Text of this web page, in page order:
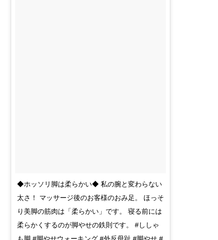
◆ホッソリ脚は柔らかい◆ 私の腕と変わらない
太さ！ マッサージ後のお客様のおみ足。 ほっそ
り美脚の筋肉は「柔らかい」です。 寝る前には
柔らかくするのが脚やせの鉄則です。 #ししゃ